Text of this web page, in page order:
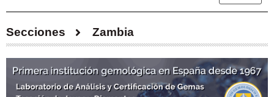
Secciones Zambia